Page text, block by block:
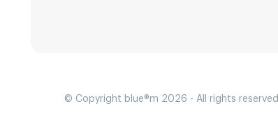
© Copyright blue®m 2026 - All rights reserved